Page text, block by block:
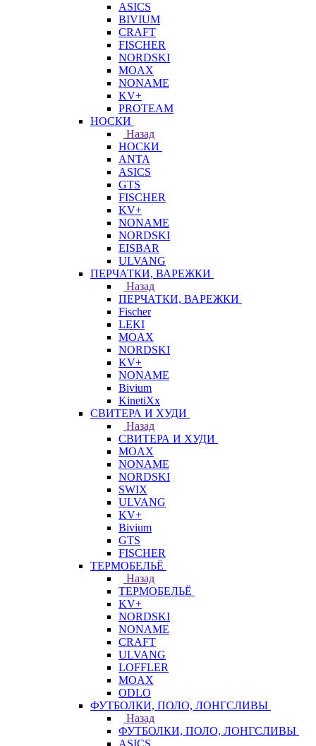
ASICS
BIVIUM
CRAFT
FISCHER
NORDSKI
MOAX
NONAME
KV+
PROTEAM
НОСКИ
Назад
НОСКИ
ANTA
ASICS
GTS
FISCHER
KV+
NONAME
NORDSKI
EISBAR
ULVANG
ПЕРЧАТКИ, ВАРЕЖКИ
Назад
ПЕРЧАТКИ, ВАРЕЖКИ
Fischer
LEKI
MOAX
NORDSKI
KV+
NONAME
Bivium
KinetiXx
СВИТЕРА И ХУДИ
Назад
СВИТЕРА И ХУДИ
MOAX
NONAME
NORDSKI
SWIX
ULVANG
KV+
Bivium
GTS
FISCHER
ТЕРМОБЕЛЬЁ
Назад
ТЕРМОБЕЛЬЁ
KV+
NORDSKI
NONAME
CRAFT
ULVANG
LOFFLER
MOAX
ODLO
ФУТБОЛКИ, ПОЛО, ЛОНГСЛИВЫ
Назад
ФУТБОЛКИ, ПОЛО, ЛОНГСЛИВЫ
ASICS